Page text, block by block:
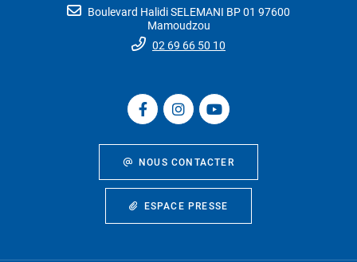
Boulevard Halidi SELEMANI BP 01 97600
Mamoudzou
02 69 66 50 10
NOUS CONTACTER
ESPACE PRESSE